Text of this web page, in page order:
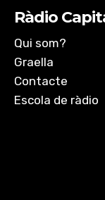
Ràdio
Qui som?
Graella
Contacte
Escola de ràdio